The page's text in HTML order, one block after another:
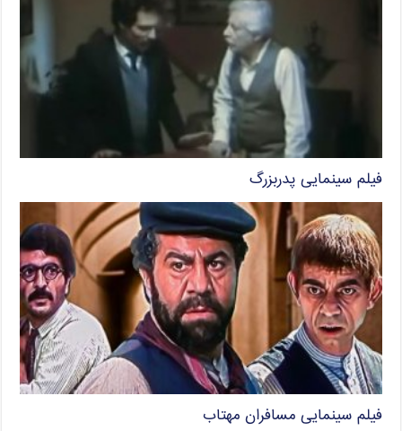
فیلم سینمایی پدربزرگ
فیلم سینمایی مسافران مهتاب